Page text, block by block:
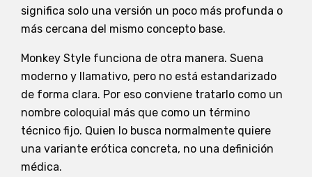
significa solo una versión un poco más profunda o
más cercana del mismo concepto base.
Monkey Style funciona de otra manera. Suena
moderno y llamativo, pero no está estandarizado
de forma clara. Por eso conviene tratarlo como un
nombre coloquial más que como un término
técnico fijo. Quien lo busca normalmente quiere
una variante erótica concreta, no una definición
médica.